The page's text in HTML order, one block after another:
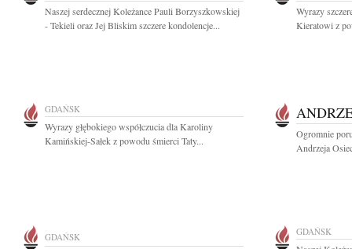
Naszej serdecznej Koleżance Pauli Borzyszkowskiej
- Tekieli oraz Jej Bliskim szczere kondolencje...
Wyrazy
Kieratowi z
GDAŃSK
Wyrazy głębokiego współczucia dla Karoliny
Kamińskiej-Sałek z powodu śmierci Taty...
Ogromnie
Andrzeja
GDAŃSK GDAŃSK